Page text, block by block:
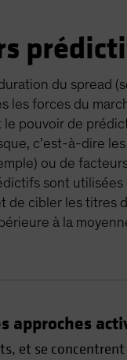
du spread
les forces du
pouvoir de
c’est-à-dire
ou de
sont utilisées
de cibler les titres
à la
approches
et se